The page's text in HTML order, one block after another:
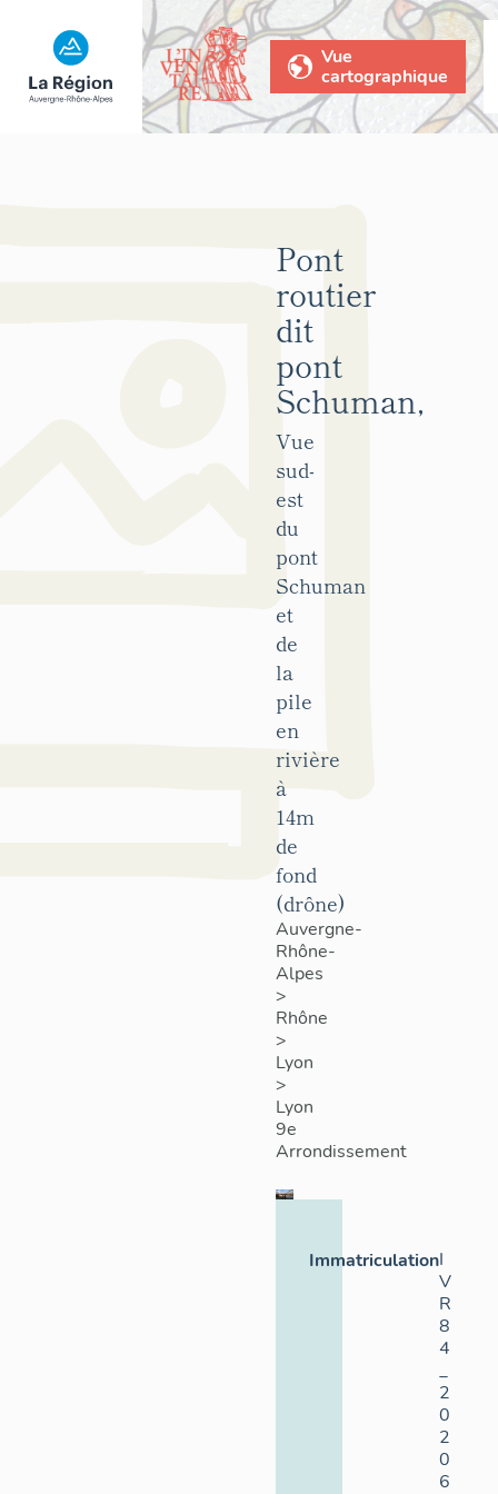
Vue
cartographique
Pont
routier
dit
pont
Schuman,
Vue
sud-
est
du
pont
Schuman
et
de
la
pile
en
rivière
à
14m
de
fond
(drône)
Auvergne-
Rhône-
Alpes
>
Rhône
>
Lyon
>
Lyon
9e
Arrondissement
ImmatriculationI
V
R
8
4
_
2
0
2
0
6